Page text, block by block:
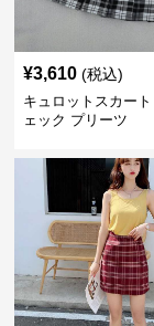
¥3,610 (税込)
キュロットスカー
ェック プリーツ